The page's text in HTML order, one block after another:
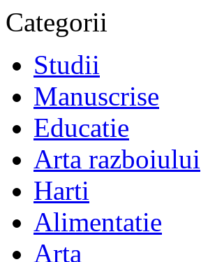
Categorii
Studii
Manuscrise
Educatie
Arta razboiului
Harti
Alimentatie
Arta